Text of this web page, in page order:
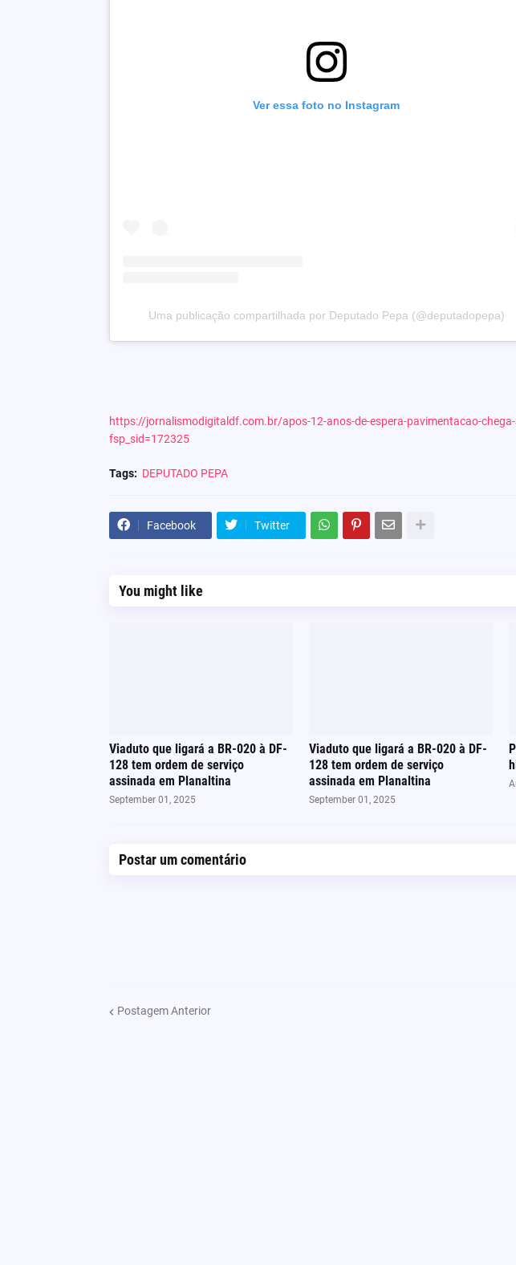
Ver essa foto no Instagram
Uma publicação compartilhada por Deputado Pepa (@deputadopepa)
https://jornalismodigitaldf.com.br/apos-12-anos-de-espera-pavimentacao-
fsp_sid=172325
Tags: DEPUTADO PEPA
Facebook Twitter
You might like
Viaduto que ligará a BR-020 à DF-
128 tem ordem de serviço
assinada em Planaltina
September 01, 2025
Viaduto que ligará a BR-020 à DF-
128 tem ordem de serviço
assinada em Planaltina
September 01, 2025
Postar um comentário
Postagem Anterior